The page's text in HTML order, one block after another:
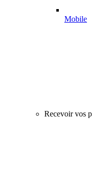
Mobile
Recevoir vos